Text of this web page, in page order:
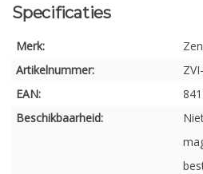
Specificaties
Merk:
Artikelnummer:
EAN:
Beschikbaarheid: